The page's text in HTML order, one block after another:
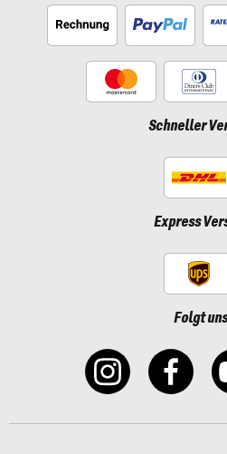
Schneller
Express
Folgt